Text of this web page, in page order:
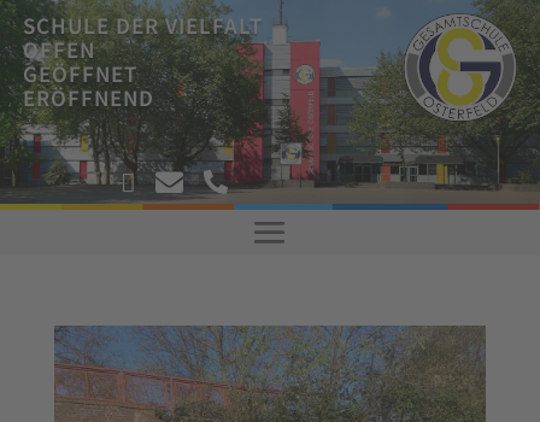
SCHULE DER VIELFALT
OFFEN
GEÖFFNET
ERÖFFNEND
   ! !